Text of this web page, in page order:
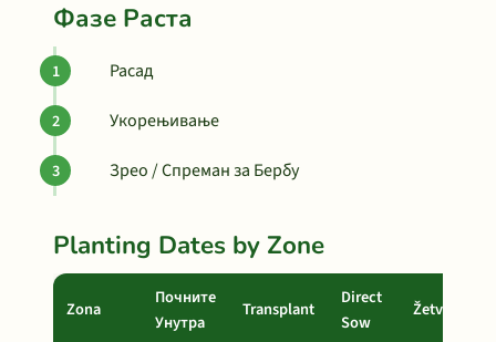
Фазе Раста
Расад
Укорењивање
Зрео / Спреман за Бербу
Planting Dates by Zone
Zona
Почните
Унутра
Transplant
Direct
Sow
Žetva